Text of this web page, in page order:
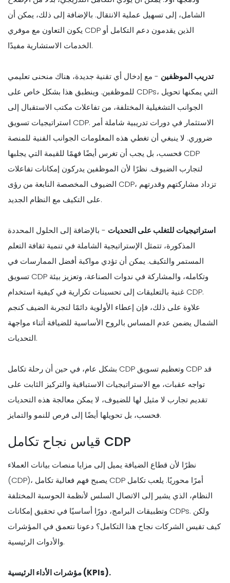
الشامل، إلى تسهيل عملية الانتقال. بالإضافة إلى ذلك، يمكن أن
يكون التعاون مع موفري CDP الذين يقدمون دعم التكامل أو
الخدمات الاستشارية مفيدًا.
تدريب الموظفين - مع إدخال أي تقنية جديدة، هناك منحنى تعليمي
للموظفين. وينطبق هذا بشكل خاص على CDPs، التي يمكنها تحويل
الجوانب التشغيلية المختلفة، من تفاعلات مكتب الاستقبال إلى
استراتيجيات تسويق CDP. الاستثمار في دورات تدريبية شاملة أمر
ضروري. لا ينبغي أن تغطي هذه المعلومات الجوانب الفنية للمنصة
فحسب، بل يجب أن تغرس أيضًا فهمًا للقيمة التي يجلبها CDP
لتجارب الضيوف. نظرًا لأن الموظفين يدركون إمكانات تفاعلات
الضيوف المخصصة النابعة من رؤى CDP، تزداد مشاركتهم وقدرتهم
على التكيف مع النظام الجديد.
استراتيجيات للتغلب على التحديات - بالإضافة إلى الحلول المحددة
المذكورة، تتمثل الإستراتيجية الشاملة في تنمية ثقافة التعلم
المستمر والتكيف. يمكن أن تؤدي مواكبة أفضل الممارسات في
تسويق CDP وتكامله، والمشاركة في ندوات الصناعة، وتعزيز بيئة
غنية بالتعليقات إلى تحسينات تكرارية في كيفية استخدام CDP.
علاوة على ذلك، فإن إعطاء الأولوية دائمًا لتجربة الضيف كنجم
الشمال يضمن عدم المساس بالروح الأساسية للضيافة أثناء مواجهة
التحديات.
بشكل عام، في حين أن رحلة تكامل CDP وتعظيم تسويق CDP قد
تواجه عقبات، مع الاستراتيجيات الاستباقية والتركيز الثابت على
تقديم تجارب لا مثيل لها للضيوف، لا يمكن معالجة هذه التحديات
فحسب، بل تحويلها أيضًا إلى فرص للنمو والتمايز.
قياس نجاح تكامل CDP
نظرًا لأن قطاع الضيافة يميل إلى مزايا منصات بيانات العملاء
(CDP)، يصبح فهم فعالية تكامل CDP أمرًا محوريًا. يلعب تكامل
النظام، الذي يشير إلى الاتصال السلس لأنظمة الحوسبة المختلفة
وتطبيقات البرامج، دورًا أساسيًا في تحقيق إمكانات CDPs. ولكن
كيف تقيس الشركات نجاح هذا التكامل؟ دعونا نتعمق في المؤشرات
والأدوات الرئيسية.
مؤشرات الأداء الرئيسية (KPIs).